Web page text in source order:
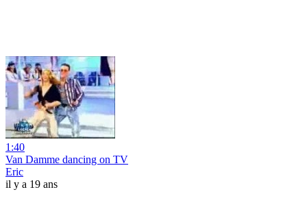
1:40
Van Damme dancing on TV
Eric
il y a 19 ans